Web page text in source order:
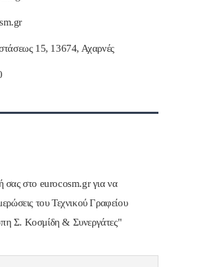
15, 13674, Αχαρνές
σας στο eurocosm.gr για να
του Τεχνικού Γραφείου
Σ. Κοσμίδη & Συνεργάτες"